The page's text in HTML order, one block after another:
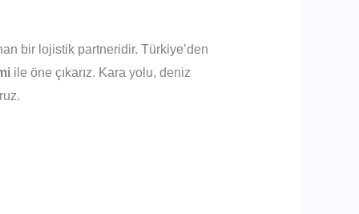
bir lojistik partneridir. Türkiye’den
ile öne çıkarız. Kara yolu, deniz